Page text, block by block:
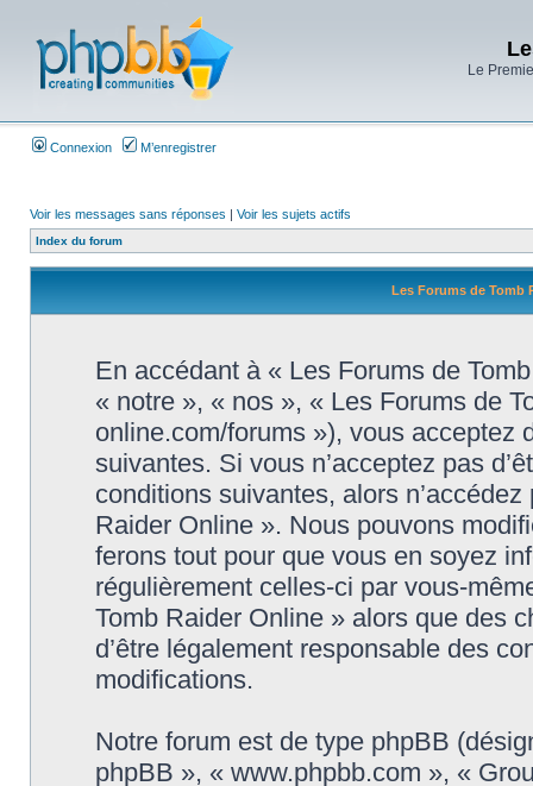
Le
Connexion M’enregistrer
Voir les messages sans réponses | Voir les sujets actifs
Index du forum
Les Forums de Tomb
En accédant à « Les Forums de
« notre », « nos », « Les Forums de
online.com/forums »), vous acceptez
suivantes. Si vous n’acceptez pas
conditions suivantes, alors
Raider Online ». Nous pouvons
ferons tout pour que vous en soyez
régulièrement celles-ci par vous-
Tomb Raider Online » alors que des
d’être légalement responsable des
modifications.
Notre forum est de type phpBB
phpBB », « www.phpbb.com », «